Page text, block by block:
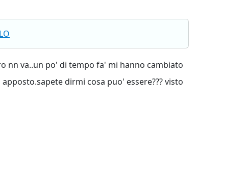
nn va..un po' di tempo fa' mi hanno cambiato
dirmi cosa puo' essere??? visto